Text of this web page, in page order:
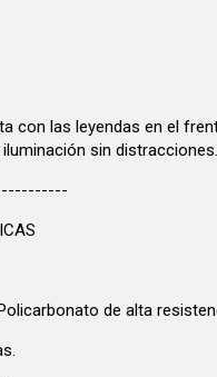
con las leyendas en el
sin distracciones.
de alta